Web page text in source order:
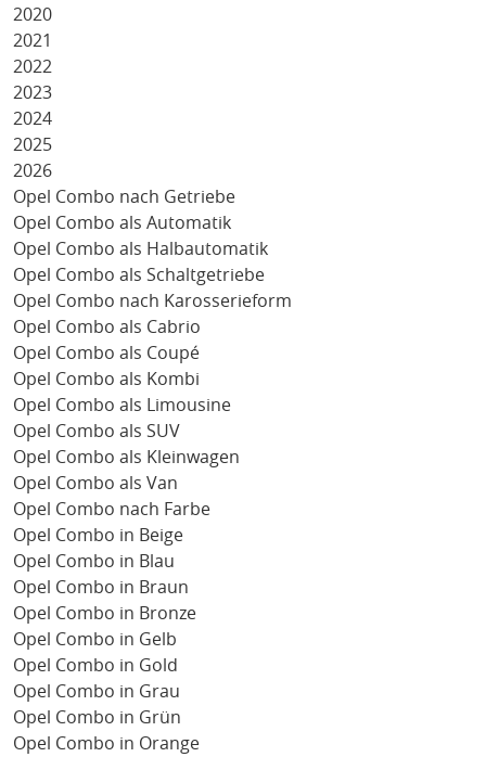
2020
2021
2022
2023
2024
2025
2026
Opel Combo nach Getriebe
Opel Combo als Automatik
Opel Combo als Halbautomatik
Opel Combo als Schaltgetriebe
Opel Combo nach Karosserieform
Opel Combo als Cabrio
Opel Combo als Coupé
Opel Combo als Kombi
Opel Combo als Limousine
Opel Combo als SUV
Opel Combo als Kleinwagen
Opel Combo als Van
Opel Combo nach Farbe
Opel Combo in Beige
Opel Combo in Blau
Opel Combo in Braun
Opel Combo in Bronze
Opel Combo in Gelb
Opel Combo in Gold
Opel Combo in Grau
Opel Combo in Grün
Opel Combo in Orange